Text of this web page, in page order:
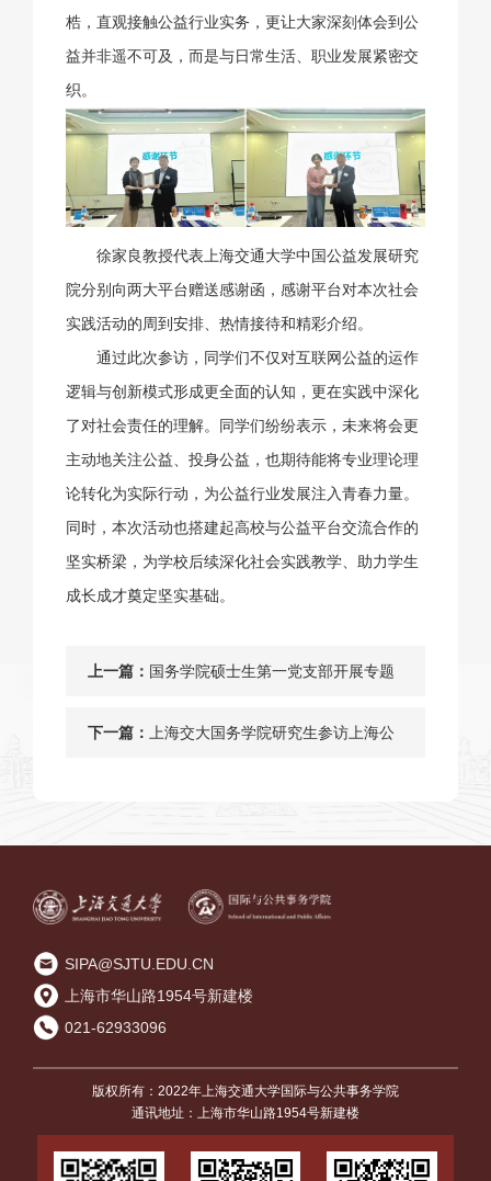
梏，直观接触公益行业实务，更让大家深刻体会到公
益并非遥不可及，而是与日常生活、职业发展紧密交
织。
徐家良教授代表上海交通大学中国公益发展研究
院分别向两大平台赠送感谢函，感谢平台对本次社会
实践活动的周到安排、热情接待和精彩介绍。
通过此次参访，同学们不仅对互联网公益的运作
逻辑与创新模式形成更全面的认知，更在实践中深化
了对社会责任的理解。同学们纷纷表示，未来将会更
主动地关注公益、投身公益，也期待能将专业理论理
论转化为实际行动，为公益行业发展注入青春力量。
同时，本次活动也搭建起高校与公益平台交流合作的
坚实桥梁，为学校后续深化社会实践教学、助力学生
成长成才奠定坚实基础。
上一篇： 国务学院硕士生第一党支部开展专题
理论学习与实践活动
下一篇： 上海交大国务学院研究生参访上海公
SIPA@SJTU.EDU.CN
上海市华山路1954号新建楼
021-62933096
版权所有：2022年上海交通大学国际与公共事务学院
通讯地址：上海市华山路1954号新建楼